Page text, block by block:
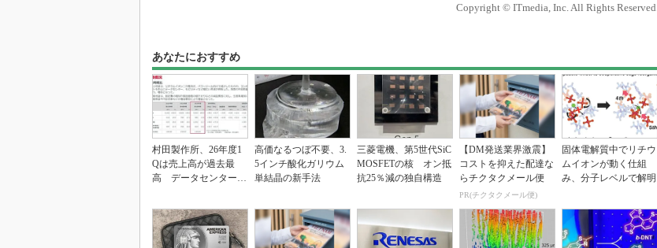
Copyright © ITmedia, Inc. All Rights Reserved.
あなたにおすすめ
村田製作所、26年度1
Qは売上高が過去最
高 データセンター関
高価なるつぼ不要、3.
5インチ酸化ガリウム
単結晶の新手法
三菱電機、第5世代SiC
MOSFETの核 オン抵
抗25％減の独自構造
【DM発送業界激震】
コストを抑えた配達な
らチクタクメール便
PR(チクタクメール便)
固体電解質中でリチウ
ムイオンが動く仕組
み、分子レベルで解明